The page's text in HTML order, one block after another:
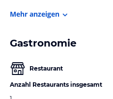
Mehr anzeigen
Gastronomie
Restaurant
Anzahl Restaurants insgesamt